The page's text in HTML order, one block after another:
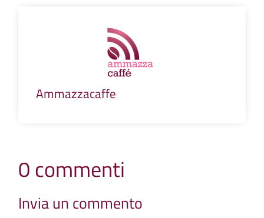
Ammazzacaffe
0 commenti
Invia un commento